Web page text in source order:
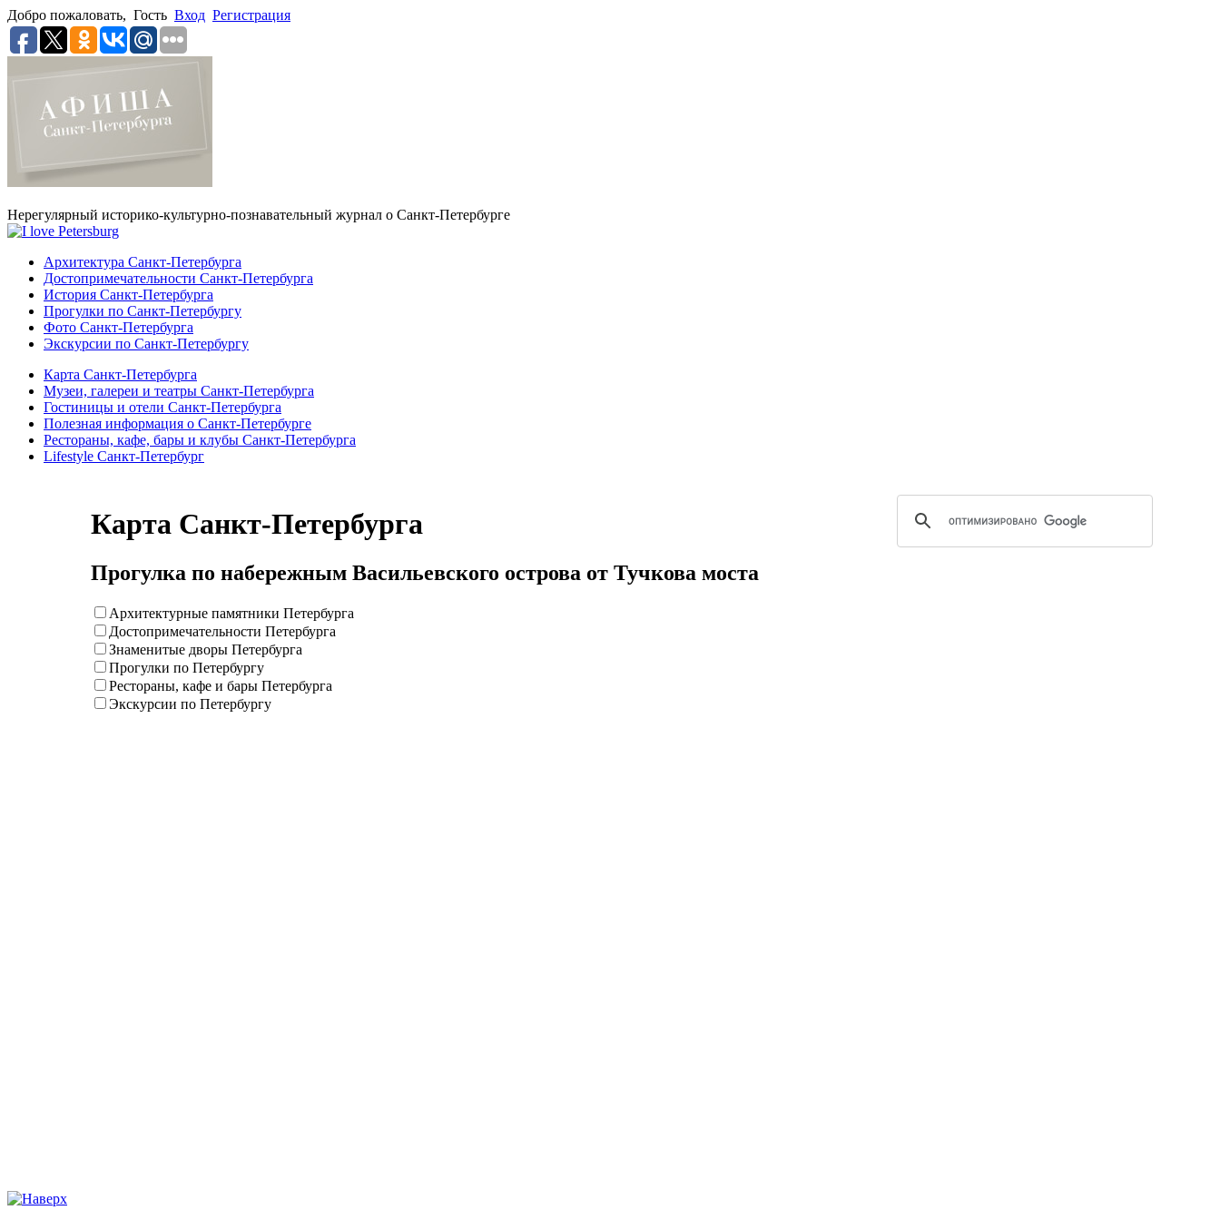
Добро пожаловать, Гость Вход Регистрация
Нерегулярный историко-культурно-познавательный журнал о Санкт-Петербурге
Архитектура Санкт-Петербурга
Достопримечательности Санкт-Петербурга
История Санкт-Петербурга
Прогулки по Санкт-Петербургу
Фото Санкт-Петербурга
Экскурсии по Санкт-Петербургу
Карта Санкт-Петербурга
Музеи, галереи и театры Санкт-Петербурга
Гостиницы и отели Санкт-Петербурга
Полезная информация о Санкт-Петербурге
Рестораны, кафе, бары и клубы Санкт-Петербурга
Lifestyle Санкт-Петербург
Карта Санкт-Петербурга
Прогулка по набережным Васильевского острова от Тучкова моста
Архитектурные памятники Петербурга
Достопримечательности Петербурга
Знаменитые дворы Петербурга
Прогулки по Петербургу
Рестораны, кафе и бары Петербурга
Экскурсии по Петербургу